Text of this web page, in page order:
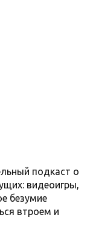
подкаст о
видеоигры,
безумие
втроем и